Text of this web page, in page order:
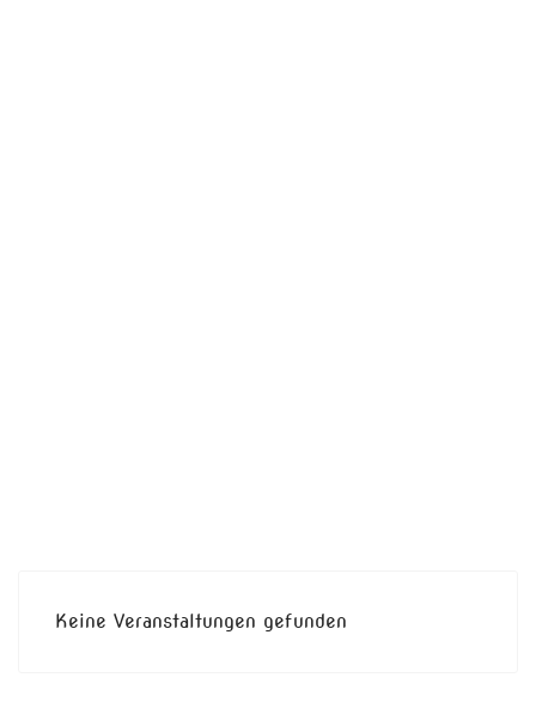
Keine Veranstaltungen gefunden